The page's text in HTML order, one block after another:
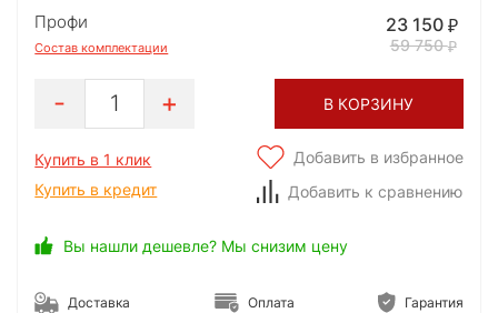
Профи
Состав комплектации
23 150
59 750
1 В КОРЗИНУ
Купить в 1 клик
Купить в кредит
Добавить в избранное
Добавить к сравнению
Вы нашли дешевле? Мы снизим цену
Доставка Оплата Гарантия